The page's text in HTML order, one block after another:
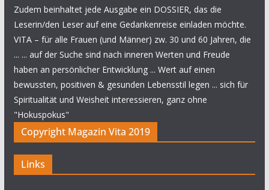
Zudem beinhaltet jede Ausgabe ein DOSSIER, das die
Leserin/den Leser auf eine Gedankenreise einladen möchte.
VITA – für alle Frauen (und Männer) zw. 30 und 60 Jahren, die
... ... auf der Suche sind nach inneren Werten und Freude
haben an persönlicher Entwicklung ... Wert auf einen
bewussten, positiven & gesunden Lebensstil legen ... sich für
Spiritualität und Weisheit interessieren, ganz ohne
"Hokuspokus"
Copyright Magazin Vita 2019
Links